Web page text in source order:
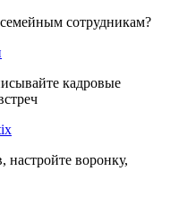
сотрудникам?
кадровые
настройте воронку,